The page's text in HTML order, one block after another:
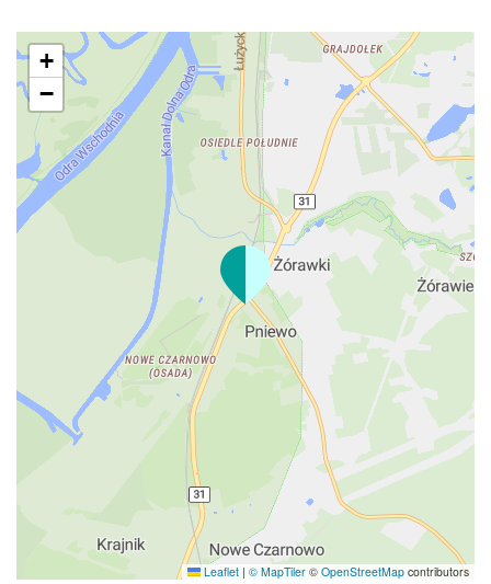
+
−
Leaflet | © MapTiler © OpenStreetMap contributors